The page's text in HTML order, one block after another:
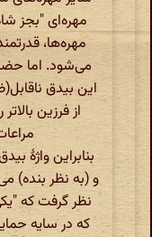
مهره‌ای "بجز
مهره‌ها،
می‌شود. اما
این بیدق
از فرزین
بنابراین واژهٔ
و (به نظر بنده)
نظر گرفت که
که در سایه